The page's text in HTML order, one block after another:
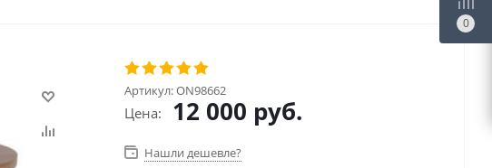
Артикул:ON98662
Цена: 12 000 руб.
Нашли дешевле?
0